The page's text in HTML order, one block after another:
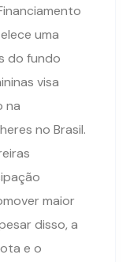
uma
do fundo
visa
na
no Brasil.
maior
disso, a
e o